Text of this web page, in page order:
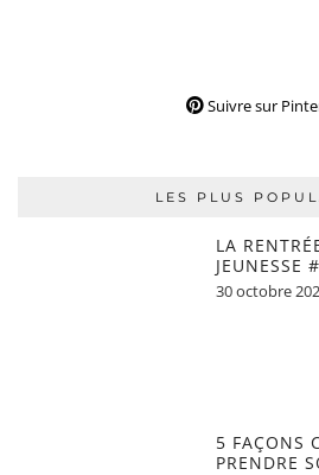
Suivre sur
LES PLUS
LA
JEUNESSE
30 octobre
5 FAÇONS
PRENDRE